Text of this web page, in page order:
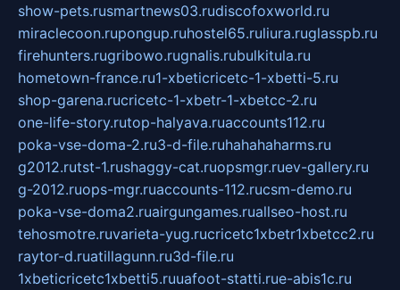
show-pets.rusmartnews03.rudiscofoxworld.ru
miraclecoon.rupongup.ruhostel65.ruliura.ruglasspb.ru
firehunters.rugribowo.rugnalis.rubulkitula.ru
hometown-france.ru1-xbeticricetc-1-xbetti-5.ru
shop-garena.rucricetc-1-xbetr-1-xbetcc-2.ru
one-life-story.rutop-halyava.ruaccounts112.ru
poka-vse-doma-2.ru3-d-file.ruhahahaharms.ru
g2012.rutst-1.rushaggy-cat.ruopsmgr.ruev-gallery.ru
g-2012.ruops-mgr.ruaccounts-112.rucsm-demo.ru
poka-vse-doma2.ruairgungames.ruallseo-host.ru
tehosmotre.ruvarieta-yug.rucricetc1xbetr1xbetcc2.ru
raytor-d.ruatillagunn.ru3d-file.ru
1xbeticricetc1xbetti5.ruuafoot-statti.rue-abis1c.ru